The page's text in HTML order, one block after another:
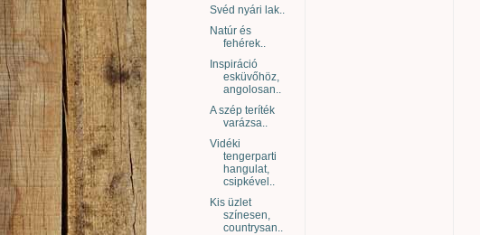
Svéd nyári lak..
Natúr és
fehérek..
Inspiráció
esküvőhöz,
angolosan..
A szép teríték
varázsa..
Vidéki
tengerparti
hangulat,
csipkével..
Kis üzlet
színesen,
countrysan..